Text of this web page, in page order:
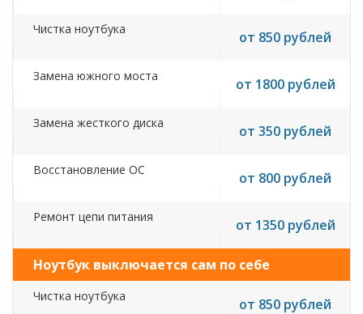
Чистка ноутбука от 850 рублей
Замена южного моста от 1800 рублей
Замена жесткого диска от 350 рублей
Восстановление ОС от 800 рублей
Ремонт цепи питания от 1350 рублей
Ноутбук выключается сам по себе
Чистка ноутбука от 850 рублей